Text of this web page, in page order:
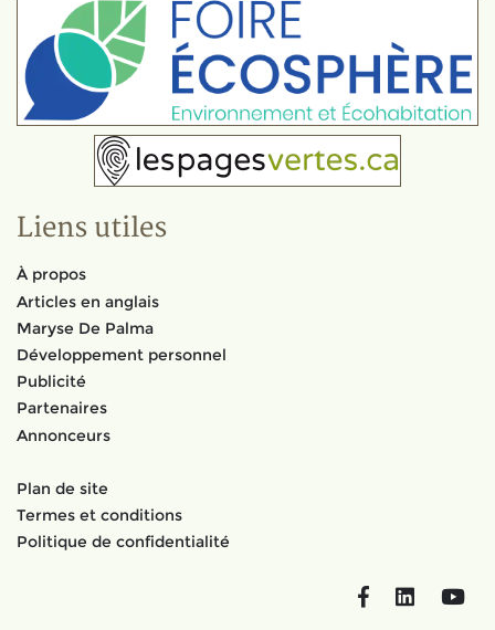
Liens utiles
À propos
Articles en anglais
Maryse De Palma
Développement personnel
Publicité
Partenaires
Annonceurs
Plan de site
Termes et conditions
Politique de confidentialité
FacebookLinkedIn